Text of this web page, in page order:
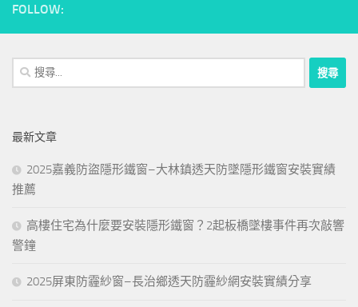
FOLLOW:
搜
尋
字:
最新文章
2025嘉義防盜隱形鐵窗–大林鎮透天防墜隱形鐵窗安裝實績
推薦
高樓住宅為什麼要安裝隱形鐵窗？2起板橋墜樓事件再次敲響
警鐘
2025屏東防霾紗窗–長治鄉透天防霾紗網安裝實績分享